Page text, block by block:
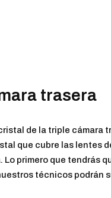
trasera
de la triple cámara
que cubre las lentes
Lo primero que tendrás
técnicos podrán